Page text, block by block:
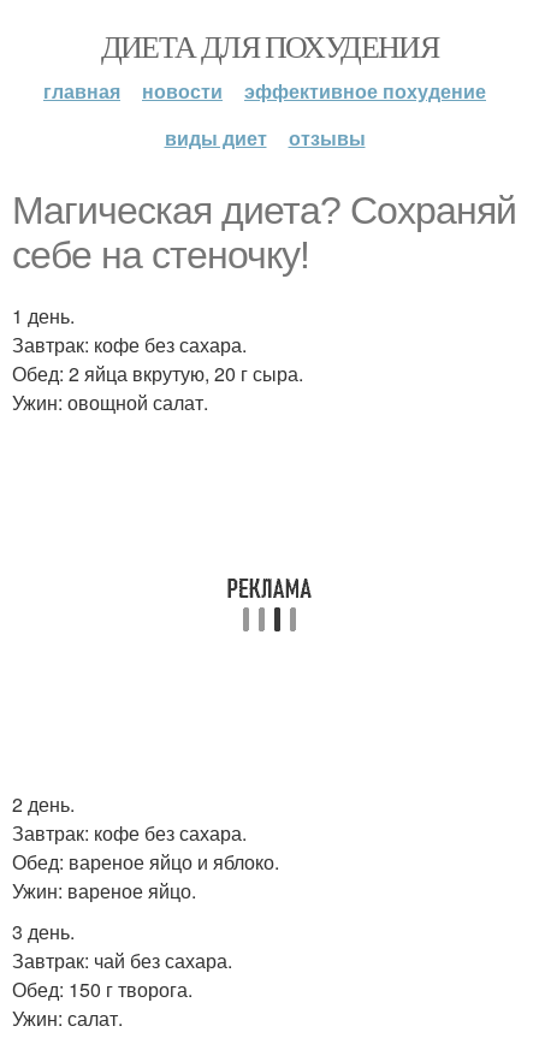
ДИЕТА ДЛЯ ПОХУДЕНИЯ
главная новости
эффективное похудение
виды диет
отзывы
Магическая диета? Сохраняй
себе на стеночку!
1 день.
Завтрак: кофе без сахара.
Обед: 2 яйца вкрутую, 20 г сыра.
Ужин: овощной салат.
2 день.
Завтрак: кофе без сахара.
Обед: вареное яйцо и яблоко.
Ужин: вареное яйцо.
3 день.
Завтрак: чай без сахара.
Обед: 150 г творога.
Ужин: салат.